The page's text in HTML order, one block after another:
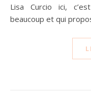
Lisa Curcio ici,
beaucoup et qui